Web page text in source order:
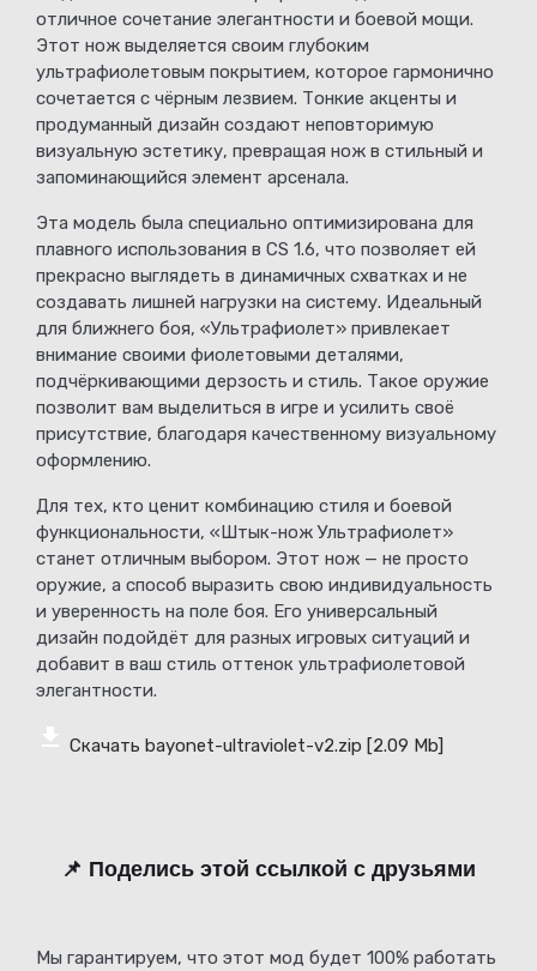
отличное сочетание элегантности и боевой мощи.
Этот нож выделяется своим глубоким
ультрафиолетовым покрытием, которое гармонично
сочетается с чёрным лезвием. Тонкие акценты и
продуманный дизайн создают неповторимую
визуальную эстетику, превращая нож в стильный и
запоминающийся элемент арсенала.
Эта модель была специально оптимизирована для
плавного использования в CS 1.6, что позволяет ей
прекрасно выглядеть в динамичных схватках и не
создавать лишней нагрузки на систему. Идеальный
для ближнего боя, «Ультрафиолет» привлекает
внимание своими фиолетовыми деталями,
подчёркивающими дерзость и стиль. Такое оружие
позволит вам выделиться в игре и усилить своё
присутствие, благодаря качественному визуальному
оформлению.
Для тех, кто ценит комбинацию стиля и боевой
функциональности, «Штык-нож Ультрафиолет»
станет отличным выбором. Этот нож — не просто
оружие, а способ выразить свою индивидуальность
и уверенность на поле боя. Его универсальный
дизайн подойдёт для разных игровых ситуаций и
добавит в ваш стиль оттенок ультрафиолетовой
элегантности.
Скачать bayonet-ultraviolet-v2.zip [2.09 Mb]
📌 Поделись этой ссылкой с друзьями
Мы гарантируем, что этот мод будет 100% работать